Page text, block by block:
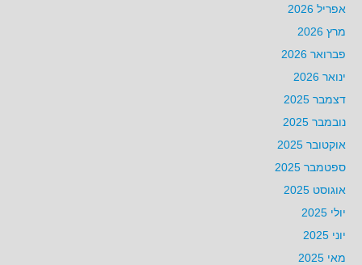
אפריל 2026
מרץ 2026
פברואר 2026
ינואר 2026
דצמבר 2025
נובמבר 2025
אוקטובר 2025
ספטמבר 2025
אוגוסט 2025
יולי 2025
יוני 2025
מאי 2025